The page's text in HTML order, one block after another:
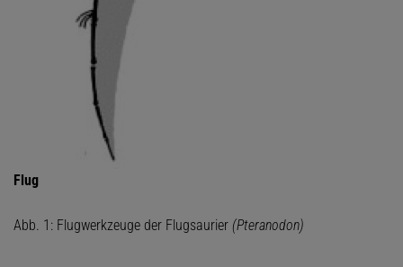
Flug
Abb. 1: Flugwerkzeuge der Flugsaurier (Pteranodon)